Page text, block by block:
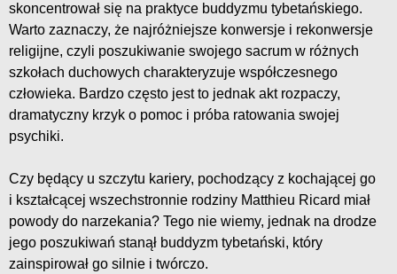
skoncentrował się na praktyce buddyzmu tybetańskiego.
Warto zaznaczy, że najróżniejsze konwersje i rekonwersje
religijne, czyli poszukiwanie swojego sacrum w różnych
szkołach duchowych charakteryzuje współczesnego
człowieka. Bardzo często jest to jednak akt rozpaczy,
dramatyczny krzyk o pomoc i próba ratowania swojej
psychiki.
Czy będący u szczytu kariery, pochodzący z kochającej go
i kształcącej wszechstronnie rodziny Matthieu Ricard miał
powody do narzekania? Tego nie wiemy, jednak na drodze
jego poszukiwań stanął buddyzm tybetański, który
zainspirował go silnie i twórczo.